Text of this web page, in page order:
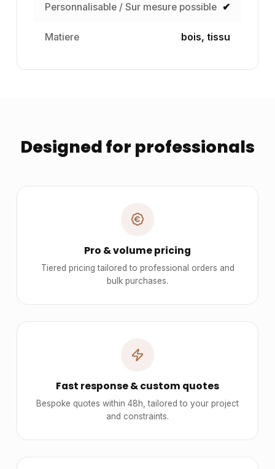
Personnalisable / Sur mesure possible ✔
Matiere bois, tissu
Designed for professionals
Pro & volume pricing
Tiered pricing tailored to professional orders and
bulk purchases.
Fast response & custom quotes
Bespoke quotes within 48h, tailored to your project
and constraints.